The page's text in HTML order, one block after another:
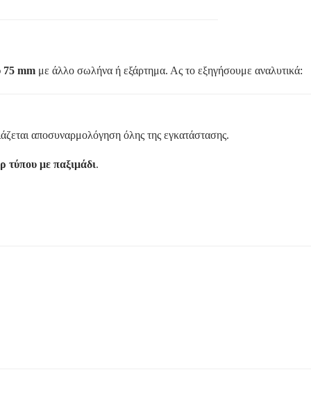
75 mm με άλλο σωλήνα ή εξάρτημα. Ας το εξηγήσουμε αναλυτικά:
αποσυναρμολόγηση όλης της εγκατάστασης.
τύπου με παξιμάδι.